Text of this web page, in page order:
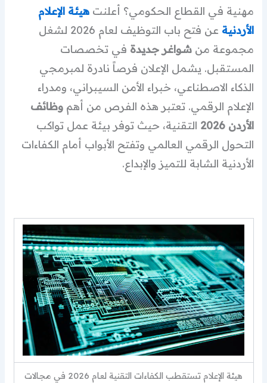
مهنية في القطاع الحكومي؟ أعلنتهيئة الإعلام
الأردنية
عن فتح باب التوظيف لعام 2026 لشغل
مجموعة منشواغر جديدة في تخصصات
المستقبل. يشمل الإعلان فرصاً نادرة لمبرمجي
الذكاء الاصطناعي، خبراء الأمن السيبراني، ومدراء
الإعلام الرقمي. تعتبر هذه الفرص من أهموظائف
الأردن 2026
التقنية، حيث توفر بيئة عمل تواكب
التحول الرقمي العالمي وتفتح الأبواب أمام الكفاءات
الأردنية الشابة للتميز والإبداع.
هيئة الإعلام تستقطب الكفاءات التقنية لعام 2026 في مجالات